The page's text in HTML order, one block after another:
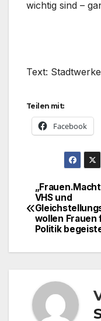
wichtig sind –
Text:
Teilen mit:
Facebook
VHS und
wollen Frauen
Politik